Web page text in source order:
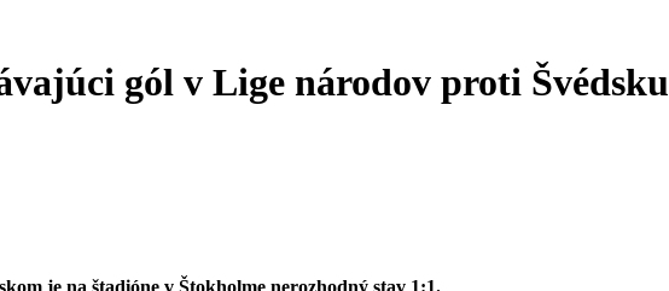
gól v Lige národov proti Švédsku
je na štadióne v Štokholme nerozhodný stav 1:1.